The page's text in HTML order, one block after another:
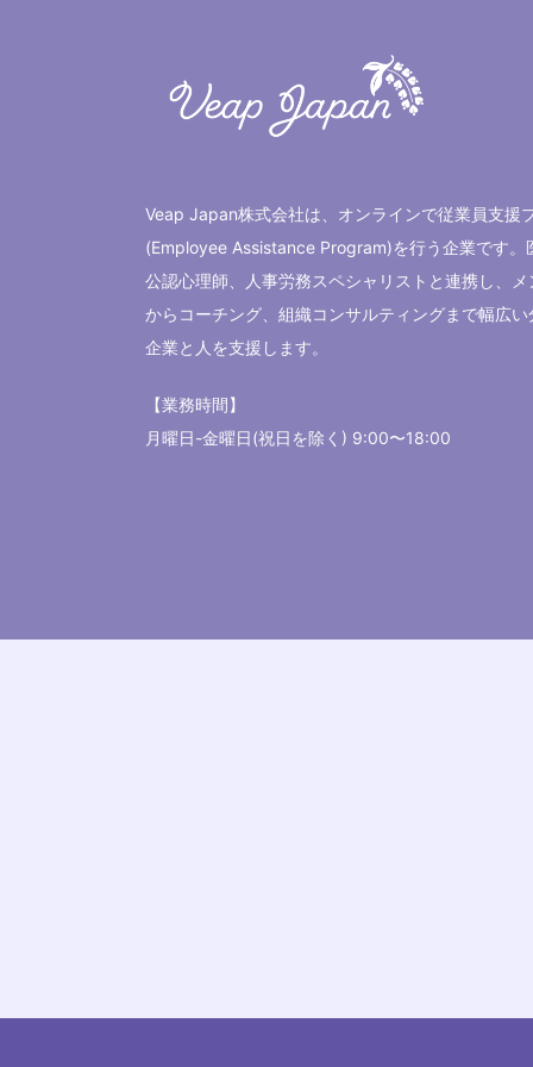
Veap Japan株式会社は、オンラインで従業員支援
(Employee Assistance Program)を行う企業です。
公認心理師
人事労務スペシャリスト と連携し、
から コーチング 組織コンサルティングまで幅広
企業と人を支援します。
【業務時間】
月曜日-金曜日(祝日を除く) 9:00〜18:00